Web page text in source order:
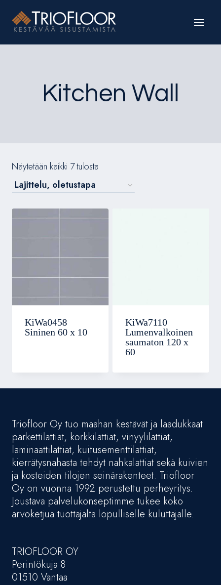
sisältöön
Kitchen Wall
Näytetään kaikki 7 tulosta
KiWa0458
Sininen 60 x 10
KiWa7110
Lumenvalkoinen
saumaton 120 x
60
Triofloor Oy tuo maahan kestävät ja laadukkaat
parkettilattiat, korkkilattiat, vinyylilattiat,
laminaattilattiat, kuitusementtilattiat,
kierrätysnahasta tehdyt nahkalattiat sekä kuivien
ja kosteiden tilojen seinärakenteet. Triofloor
Oy on vuonna 1992 perustettu perheyritys.
Joustava palvelukonseptimme tukee koko
arvoketjua tuottajalta lopulliselle kuluttajalle.
TRIOFLOOR OY
Perintökuja 8
01510 Vantaa